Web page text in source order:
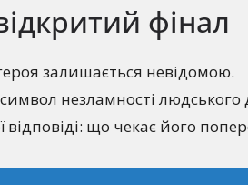
фінал
залишається невідомою.
незламності людського
відповіді: що чекає його